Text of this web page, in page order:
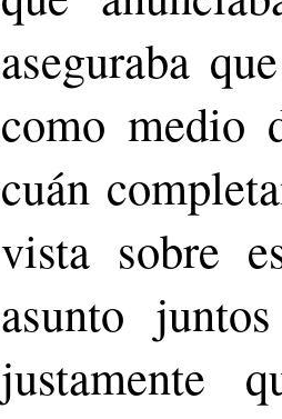
aseguraba
como medio
cuán
vista sobre
asunto
justamente